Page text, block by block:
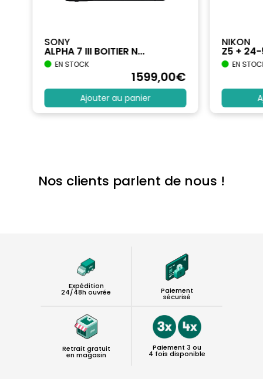
SONY
ALPHA 7 III BOITIER N...
EN STOCK
1599,00€
Ajouter au panier
NIKON
Z5 +
EN
Nos clients parlent de nous !
Expédition
24/48h ouvrée Paiement
sécurisé
Retrait gratuit
en magasin
Paiement 3 ou
4 fois disponible